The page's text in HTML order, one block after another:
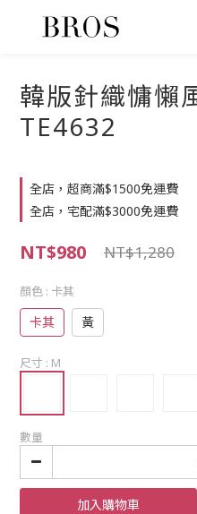
韓版針織慵懶
TE4632
全店，超商滿$1500免運費
全店，宅配滿$3000免運費
NT$980 NT$1,280
顏色 : 卡其
卡其 黃
尺寸 : M
數量
加入購物車